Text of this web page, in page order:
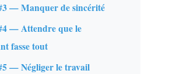
— Manquer de sincérité
— Attendre que le
fasse tout
— Négliger le travail